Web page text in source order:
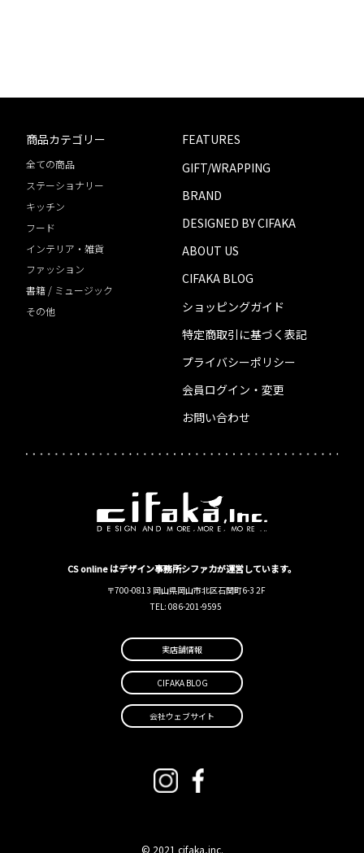
商品カテゴリー
全ての商品
ステーショナリー
キッチン
フード
インテリア・雑貨
ファッション
書籍 / ミュージック
その他
FEATURES
GIFT/WRAPPING
BRAND
DESIGNED BY CIFAKA
ABOUT US
CIFAKA BLOG
ショッピングガイド
特定商取引に基づく表記
プライバシーポリシー
会員ログイン・変更
お問い合わせ
CS online はデザイン事務所シファカが運営しています。
〒700-0813 岡山県岡山市北区石関町6-3 2F
TEL: 086-201-9595
実店舗情報
CIFAKA BLOG
会社ウェブサイト
© 2021 cifaka,inc.